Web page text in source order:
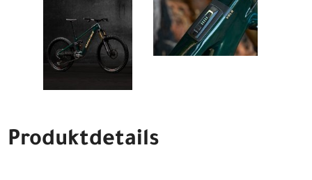
Produktdetails